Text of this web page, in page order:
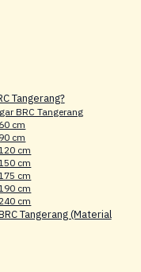
Tangerang?
BRC Tangerang
cm
cm
cm
cm
cm
cm
cm
Tangerang (Material